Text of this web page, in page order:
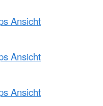
Ansicht
Ansicht
Ansicht